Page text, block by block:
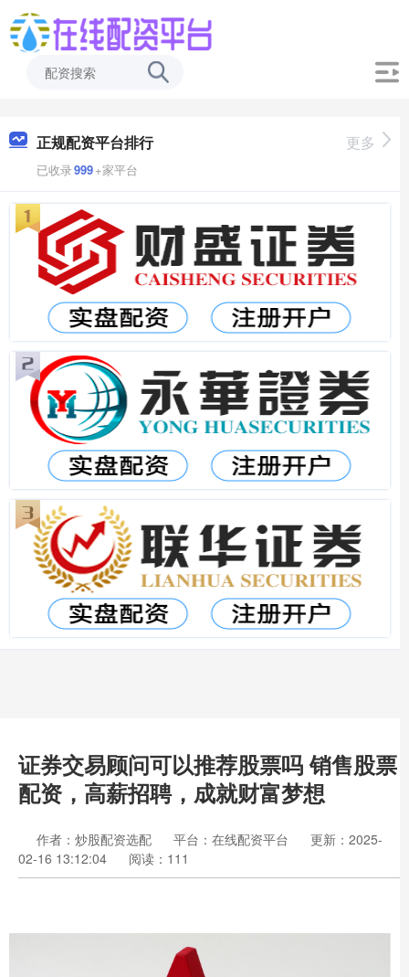
正规配资平台排行
已收录999+家平台
更多
证券交易顾问可以推荐股票吗 销售股票
配资，高薪招聘，成就财富梦想
作者：炒股配资选配 平台：在线配资平台
更新：2025-
02-16 13:12:04
阅读：111